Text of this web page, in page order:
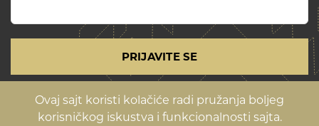
PRIJAVITE SE
Uslovi korišćenja i politika privatnosti
Ovaj sajt koristi kolačiće radi pružanja boljeg
korisničkog iskustva i funkcionalnosti sajta.